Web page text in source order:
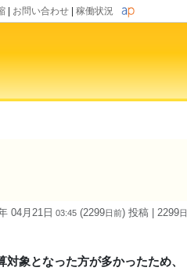
お問い合わせ 稼働状況
04月21日 03:45 (2299日前) 投稿 | 2299日
象となった方が多かったため、